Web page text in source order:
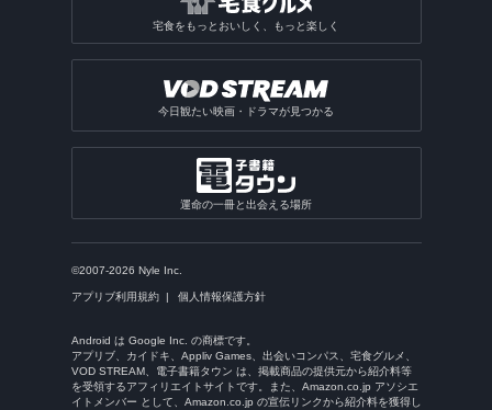
宅食をもっとおいしく、もっと楽しく
今日観たい映画・ドラマが見つかる
運命の一冊と出会える場所
©2007-2026 Nyle Inc.
アプリブ利用規約 個人情報保護方針
Android は Google Inc. の商標です。
アプリブ、カイドキ、Appliv Games、出会いコンパス、宅食グルメ、
VOD STREAM、電子書籍タウン は、掲載商品の提供元から紹介料等
を受領するアフィリエイトサイトです。また、Amazon.co.jp アソシエ
イトメンバー として、Amazon.co.jp の宣伝リンクから紹介料を獲得し